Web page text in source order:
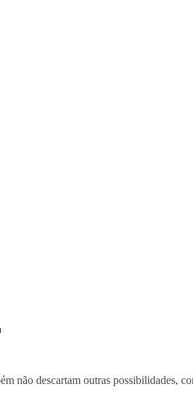
não descartam outras possibilidades,